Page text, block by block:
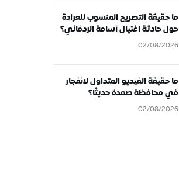
ما حقيقة التصريح المنسوب للعرادة
حول حادثة اغتيال أسامة الردفاني؟
02/08/2026
ما حقيقة الفيديو المتداول لانفجار
في محافظة صعدة حديثًا؟
02/08/2026